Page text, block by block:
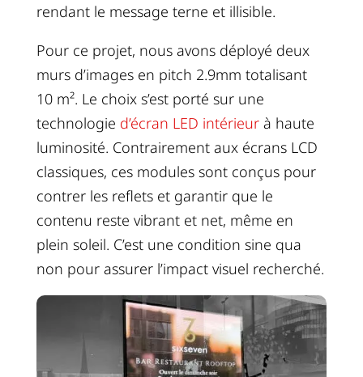
rendant le message terne et illisible.
Pour ce projet, nous avons déployé deux
murs d’images en pitch 2.9mm totalisant
10 m². Le choix s’est porté sur une
technologie d’écran LED intérieurà haute
luminosité. Contrairement aux écrans LCD
classiques, ces modules sont conçus pour
contrer les reflets et garantir que le
contenu reste vibrant et net, même en
plein soleil. C’est une condition sine qua
non pour assurer l’impact visuel recherché.